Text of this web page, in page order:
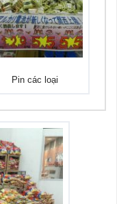
Pin các loại